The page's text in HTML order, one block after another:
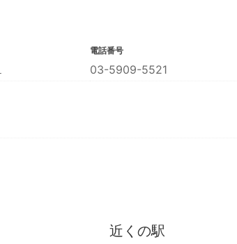
電話番号
03-5909-5521
近くの駅